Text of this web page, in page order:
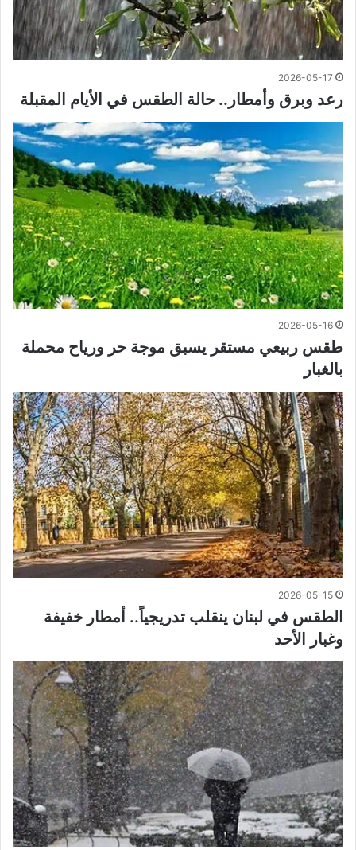
2026-05-17
رعد وبرق وأمطار.. حالة الطقس في الأيام المقبلة
2026-05-16
طقس ربيعي مستقر يسبق موجة حر ورياح محملة
بالغبار
2026-05-15
الطقس في لبنان ينقلب تدريجياً.. أمطار خفيفة
وغبار الأحد